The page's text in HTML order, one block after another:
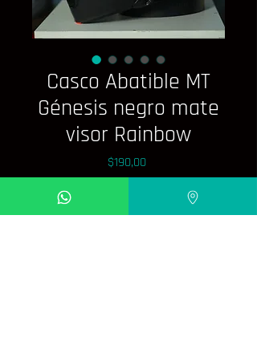
Casco Abatible MT
Génesis negro mate
visor Rainbow
$190,00Precio